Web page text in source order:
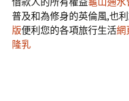
普及和為修身的英倫風,也
版便利您的各項旅行生活網
隆乳